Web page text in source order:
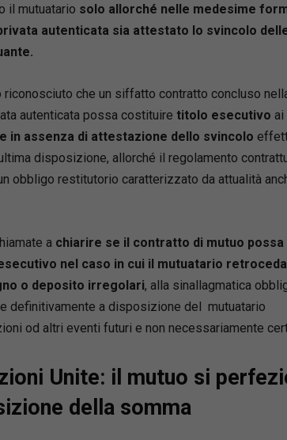
il mutuatario solo allorché nelle medesime
autenticata sia attestato lo svincolo
riconosciuto che un siffatto contratto concluso
autenticata possa costituire titolo esecutivo ai
in assenza di attestazione dello svincolo
disposizione, allorché il regolamento
obbligo restitutorio caratterizzato da attualità
a chiarire se il contratto di mutuo possa
nel caso in cui il mutuatario
o deposito irregolari, alla sinallagmatica
definitivamente a disposizione del mutuatario
od altri eventi futuri e non necessariamente
Unite: il mutuo si
della somma